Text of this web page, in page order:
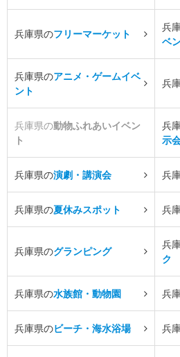
兵庫県のフリーマーケット
兵
ベ
兵庫県のアニメ・ゲームイベ
ント
兵
兵庫県の動物ふれあいイベン
ト
兵
示
兵庫県の演劇・講演会 兵
兵庫県の夏休みスポット 兵
兵庫県のグランピング
兵
ク
兵庫県の水族館・動物園 兵
兵庫県のビーチ・海水浴場 兵